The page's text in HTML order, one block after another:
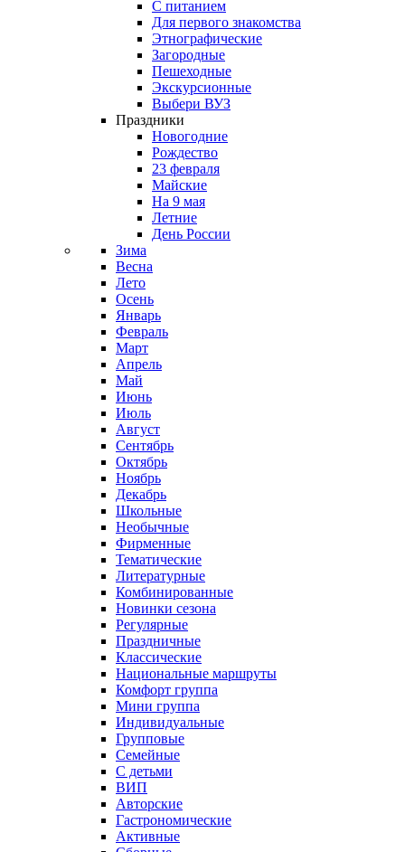
С питанием
Для первого знакомства
Этнографические
Загородные
Пешеходные
Экскурсионные
Выбери ВУЗ
Праздники
Новогодние
Рождество
23 февраля
Майские
На 9 мая
Летние
День России
Зима
Весна
Лето
Осень
Январь
Февраль
Март
Апрель
Май
Июнь
Июль
Август
Сентябрь
Октябрь
Ноябрь
Декабрь
Школьные
Необычные
Фирменные
Тематические
Литературные
Комбинированные
Новинки сезона
Регулярные
Праздничные
Классические
Национальные маршруты
Комфорт группа
Мини группа
Индивидуальные
Групповые
Семейные
С детьми
ВИП
Авторские
Гастрономические
Активные